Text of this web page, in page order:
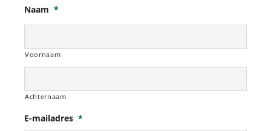
Naam *
Voornaam
Achternaam
E-mailadres *